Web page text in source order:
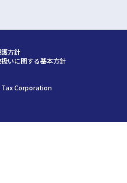
方針
いに関する基本方針
Corporation